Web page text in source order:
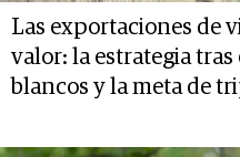
Las exportaciones de
valor: la estrategia tras
blancos y la meta de